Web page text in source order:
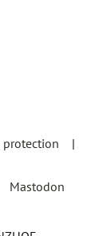
protection
Mastodon